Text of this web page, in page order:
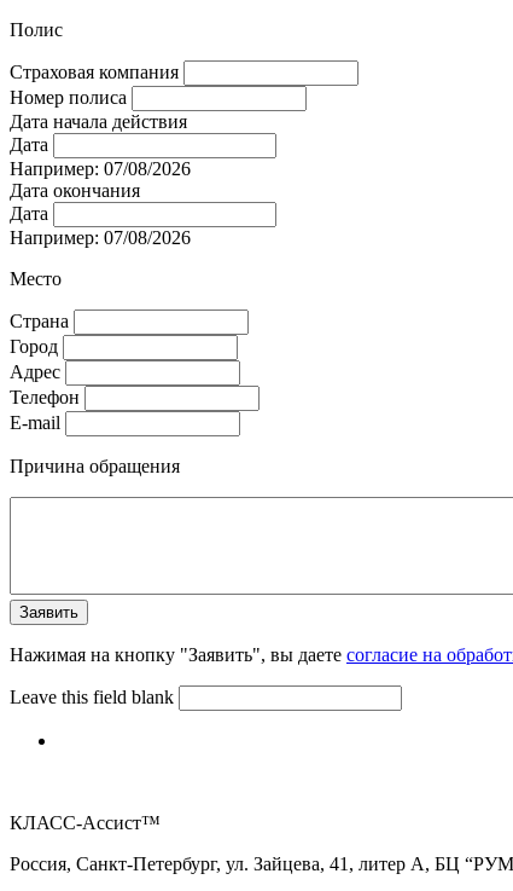
Полис
Страховая компания
Номер полиса
Дата начала действия
Дата
Например: 07/08/2026
Дата окончания
Дата
Например: 07/08/2026
Место
Страна
Город
Адрес
Телефон
E-mail
Причина обращения
Нажимая на кнопку "Заявить", вы даете согласие на
Leave this field blank
КЛАСС-Ассист™
Россия, Санкт-Петербург, ул. Зайцева, 41, литер А, БЦ